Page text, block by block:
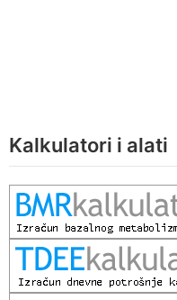
Kalkulatori i alati